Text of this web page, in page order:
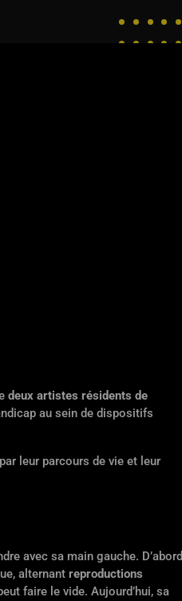
deux artistes résidents de
au sein de dispositifs
leur parcours de vie et leur
avec sa main gauche. D’abord
alternant reproductions
faire le vide. Aujourd’hui, sa